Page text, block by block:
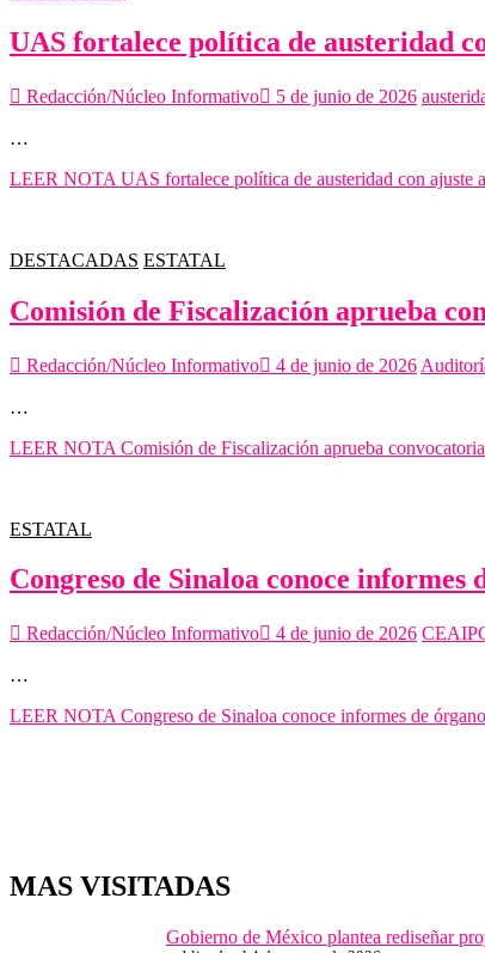
UAS fortalece política de austeridad
Redacción/Núcleo Informativo 5 de junio de 2026
…
LEER NOTA UAS fortalece política de austeridad con ajuste
DESTACADAS ESTATAL
Comisión de Fiscalización aprueba
Redacción/Núcleo Informativo 4 de junio de 2026
…
LEER NOTA Comisión de Fiscalización aprueba
ESTATAL
Congreso de Sinaloa conoce
Redacción/Núcleo Informativo 4 de junio de 2026 CEAIP
…
LEER NOTA Congreso de Sinaloa conoce informes de
MAS VISITADAS
Gobierno de México plantea rediseñar